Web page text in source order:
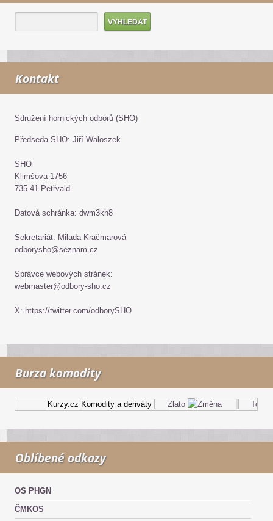
Kontakt
Sdružení hornických odborů (SHO)
Předseda SHO: Jiří Waloszek
SHO
Klimšova 1756
735 41 Petřvald
Datová schránka: dwm3kh8
Sekretariát: Milada Kračmarová
odborysho@seznam.cz
Správce webových stránek:
webmaster@odbory-sho.cz
X: https://twitter.com/odborySHO
Burza komodity
Kurzy.cz Komodity a deriváty Zlato Topný
Oblíbené odkazy
OS PHGN
ČMKOS